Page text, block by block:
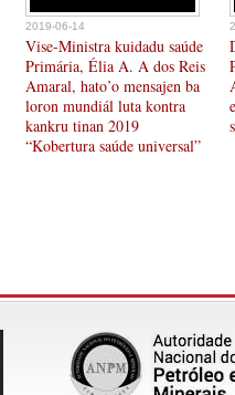
2019-06-14
Vise-Ministra kuidadu saúde
Primária, Élia A. A dos Reis
Amaral, hato’o mensajen ba
loron mundiál luta kontra
kankru tinan 2019
“Kobertura saúde universal”